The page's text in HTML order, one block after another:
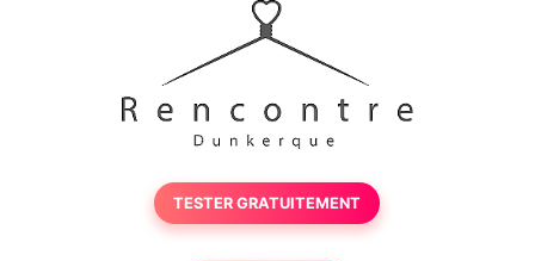
TESTER GRATUITEMENT